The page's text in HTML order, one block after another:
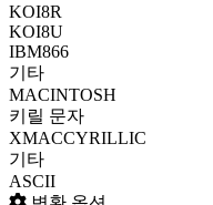
KOI8R
KOI8U
IBM866
기타
MACINTOSH
키릴 문자
XMACCYRILLIC
기타
ASCII